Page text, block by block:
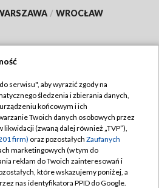
/ WROCŁAW
TVP
TVP
prywatności
Moje zgody
Pomoc
serwisu", aby wyrazić zgody na
śledzenia i zbierania danych,
końcowym i ich
Twoich danych osobowych przez
likwidacji (zwaną dalej również „TVP”),
firm) oraz pozostałych Zaufanych
marketingowych (w tym do
reklam do Twoich zainteresowań i
które wskazujemy poniżej, a
nas identyfikatora PPID do Google.